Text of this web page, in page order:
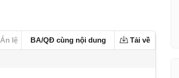
Án lệ BA/QĐ cùng nội dung Tải về